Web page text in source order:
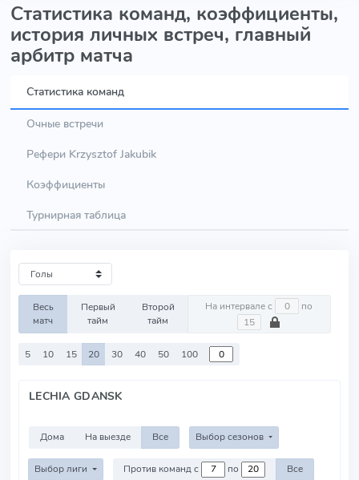
Статистика команд, коэффициенты,
история личных встреч, главный
арбитр матча
Статистика команд
Очные встречи
Рефери Krzysztof Jakubik
Коэффициенты
Турнирная таблица
Весь
матч
Первый
тайм
Второй
тайм
На интервале с по
5 10 15 20 30 40 50 100
LECHIA GDANSK
Дома На выезде Все Выбор сезонов
Выбор лиги Против команд с по Все